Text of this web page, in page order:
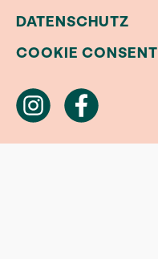
DATENSCHUTZ
COOKIE CONSENT